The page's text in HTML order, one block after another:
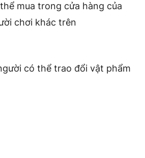
mua trong cửa hàng của
chơi khác trên
có thể trao đổi vật phẩm